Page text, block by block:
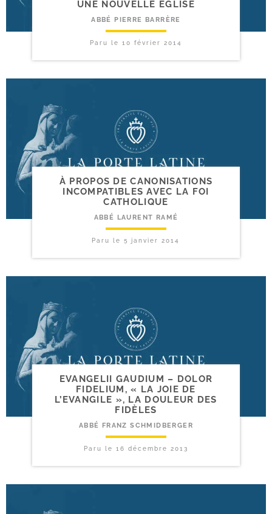
UNE NOUVELLE EGLISE
ABBÉ PIERRE BARRÈRE
Paru le 10 février 2014
À PROPOS DE CANONISATIONS
INCOMPATIBLES AVEC LA FOI
CATHOLIQUE
ABBÉ LAURENT RAMÉ
Paru le5 janvier 2014
EVANGELII GAUDIUM – DOLOR
FIDELIUM, « LA JOIE DE
L’EVANGILE », LA DOULEUR DES
FIDÈLES
ABBÉ FRANZ SCHMIDBERGER
Paru le 16 décembre 2013